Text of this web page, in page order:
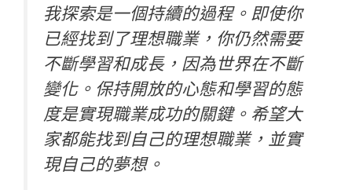
我探索是一個持續的過程。即使你
已經找到了理想職業，你仍然需要
不斷學習和成長，因為世界在不斷
變化。保持開放的心態和學習的態
度是實現職業成功的關鍵。希望大
家都能找到自己的理想職業，並實
現自己的夢想。